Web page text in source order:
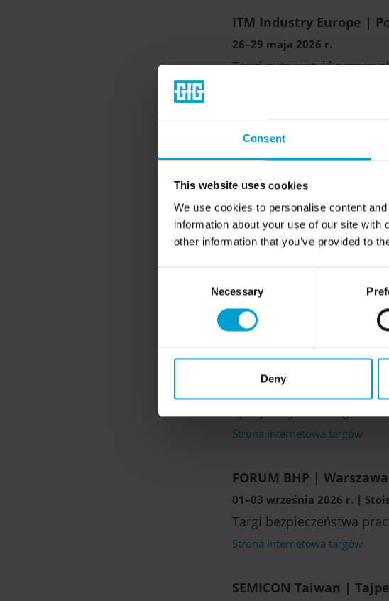
Consent
This website uses cookies
We use cookies to personalise content
information about your use of our site
other information that you’ve provided to
Necessary
Deny
ITM Industry Europe |
26–29 maja 2026 r.
Targi automatyki
INTERSCHUTZ | Hanower
ludności
Strona internetowa targów
Targi branżowe dla
Strona internetowa targów
17 czerwca 2026 r.
Strona internetowa targów
FORUM BHP |
01–03 września 2026 r. |
Targi bezpieczeństwa
Strona internetowa targów
SEMICON Taiwan |